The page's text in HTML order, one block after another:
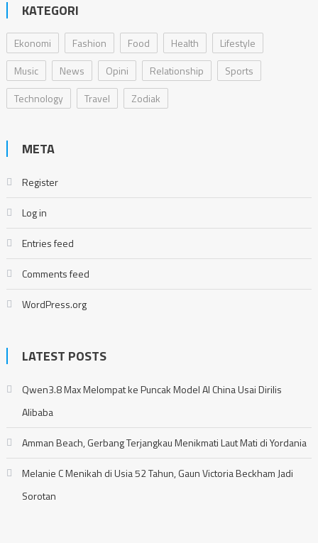
KATEGORI
Ekonomi Fashion Food Health
Lifestyle
Music
News Opini Relationship
Sports
Technology
Travel Zodiak
META
Register
Log in
Entries feed
Comments feed
WordPress.org
LATEST POSTS
Qwen3.8 Max Melompat ke Puncak Model AI China Usai Dirilis
Alibaba
Amman Beach, Gerbang Terjangkau Menikmati Laut Mati di Yordania
Melanie C Menikah di Usia 52 Tahun, Gaun Victoria Beckham Jadi
Sorotan